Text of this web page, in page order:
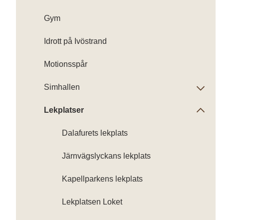
Gym
Idrott på Ivöstrand
Motionsspår
Simhallen
Lekplatser
Dalafurets lekplats
Järnvägslyckans lekplats
Kapellparkens lekplats
Lekplatsen Loket